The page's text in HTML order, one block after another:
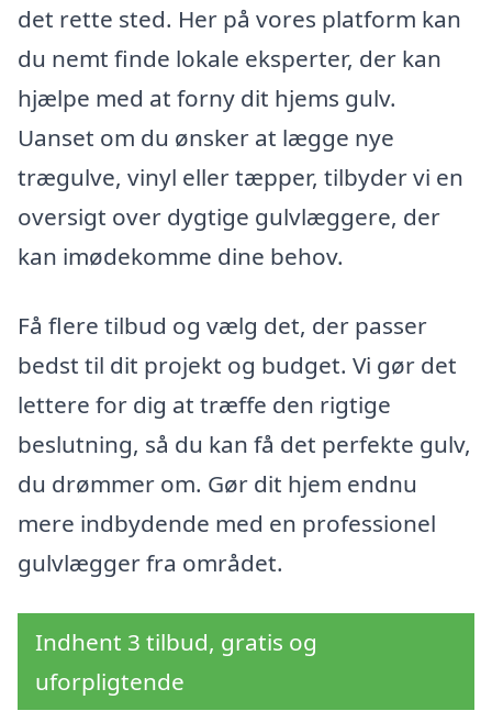
det rette sted. Her på vores platform kan
du nemt finde lokale eksperter, der kan
hjælpe med at forny dit hjems gulv.
Uanset om du ønsker at lægge nye
trægulve, vinyl eller tæpper, tilbyder vi en
oversigt over dygtige gulvlæggere, der
kan imødekomme dine behov.
Få flere tilbud og vælg det, der passer
bedst til dit projekt og budget. Vi gør det
lettere for dig at træffe den rigtige
beslutning, så du kan få det perfekte gulv,
du drømmer om. Gør dit hjem endnu
mere indbydende med en professionel
gulvlægger fra området.
Indhent 3 tilbud, gratis og
uforpligtende